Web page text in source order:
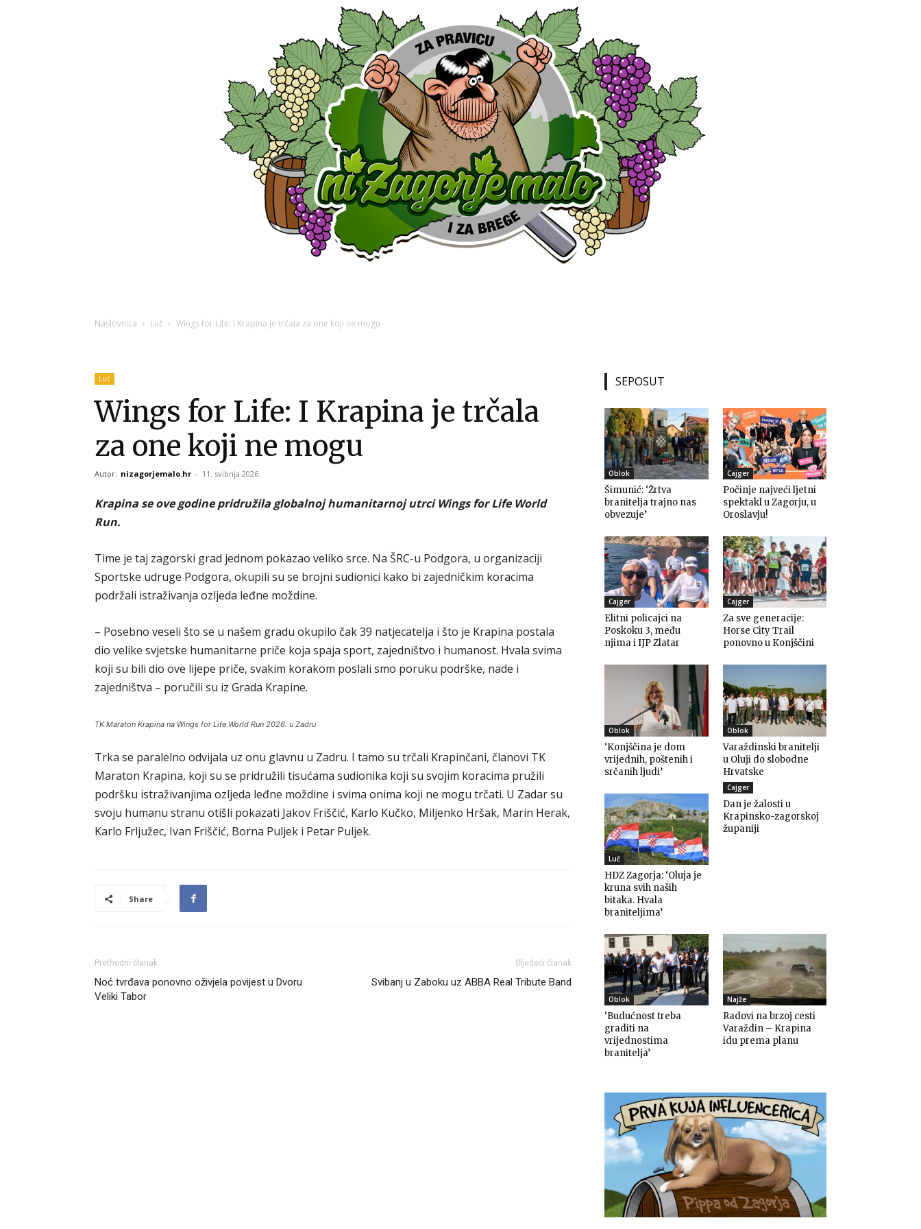
Zagorje
malo
Naslovnica Luč Wings for Life: I Krapina je trčala za one koji ne mogu
Luč
Wings for Life: I Krapina je trčala
za one koji ne mogu
Autor: nizagorjemalo.hr - 11. svibnja 2026.
Krapina se ove godine pridružila globalnoj humanitarnoj utrci Wings for Life World
Run.
Time je taj zagorski grad jednom pokazao veliko srce. Na ŠRC-u Podgora, u organizaciji
Sportske udruge Podgora, okupili su se brojni sudionici kako bi zajedničkim koracima
podržali istraživanja ozljeda leđne moždine.
– Posebno veseli što se u našem gradu okupilo čak 39 natjecatelja i što je Krapina postala
dio velike svjetske humanitarne priče koja spaja sport, zajedništvo i humanost. Hvala svima
koji su bili dio ove lijepe priče, svakim korakom poslali smo poruku podrške, nade i
zajedništva – poručili su iz Grada Krapine.
TK Maraton Krapina na Wings for Life World Run 2026. u Zadru
Trka se paralelno odvijala uz onu glavnu u Zadru. I tamo su trčali Krapinčani, članovi TK
Maraton Krapina, koji su se pridružili tisućama sudionika koji su svojim koracima pružili
podršku istraživanjima ozljeda leđne moždine i svima onima koji ne mogu trčati. U Zadar su
svoju humanu stranu otišli pokazati Jakov Friščić, Karlo Kučko, Miljenko Hršak, Marin Herak,
Karlo Frljužec, Ivan Friščić, Borna Puljek i Petar Puljek.
Share
Prethodni članak
Noć tvrđava ponovno oživjela povijest u Dvoru
Veliki Tabor
Sljedeći članak
Svibanj u Zaboku uz ABBA Real Tribute Band
SEPOSUT
Oblok
Šimunić: ‘Žrtva
branitelja trajno nas
obvezuje’
Cajger
Počinje najveći ljetni
spektakl u Zagorju, u
Oroslavju!
Cajger
Elitni policajci na
Poskoku 3, među
njima i IJP Zlatar
Cajger
Za sve generacije:
Horse City Trail
ponovno u Konjščini
Oblok
‘Konjščina je dom
vrijednih, poštenih i
srčanih ljudi’
Oblok
Varaždinski branitelji
u Oluji do slobodne
Hrvatske
Luč
HDZ Zagorja: ‘Oluja je
kruna svih naših
bitaka. Hvala
braniteljima’
Cajger
Dan je žalosti u
Krapinsko-zagorskoj
županiji
Oblok
‘Budućnost treba
graditi na
vrijednostima
branitelja’
Najže
Radovi na brzoj cesti
Varaždin – Krapina
idu prema planu